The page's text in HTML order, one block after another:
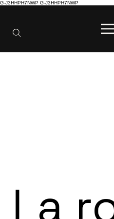
G-J3HHPH7NWP G-J3HHPH7NWP
La